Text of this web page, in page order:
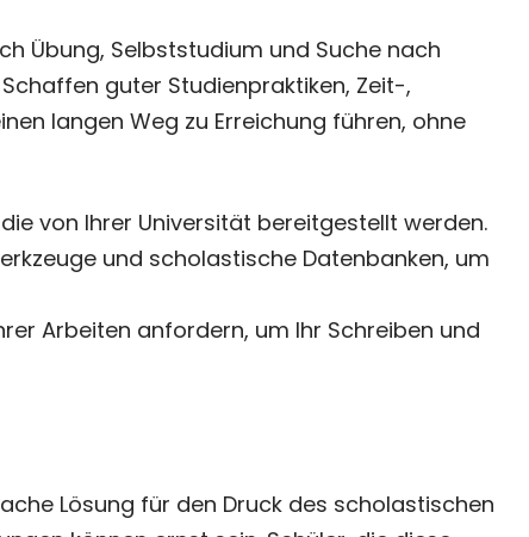
Übung, Selbststudium und Suche nach
guter Studienpraktiken, Zeit-,
langen Weg zu Erreichung führen, ohne
von Ihrer Universität bereitgestellt werden.
und scholastische Datenbanken, um
Arbeiten anfordern, um Ihr Schreiben und
Lösung für den Druck des scholastischen